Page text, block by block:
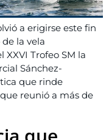
a erigirse este fin
la vela
Trofeo SM la
Sánchez-
que rinde
reunió a más de